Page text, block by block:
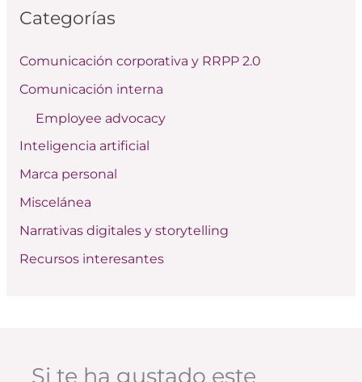
a
p
o
:
Categorías
Comunicación corporativa y RRPP 2.0
Comunicación interna
Employee advocacy
Inteligencia artificial
Marca personal
Miscelánea
Narrativas digitales y storytelling
Recursos interesantes
Si te ha gustado este